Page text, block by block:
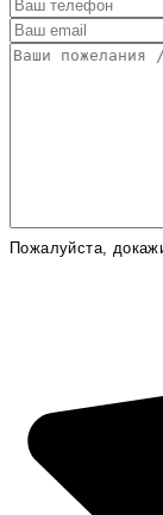
Пожалуйста,